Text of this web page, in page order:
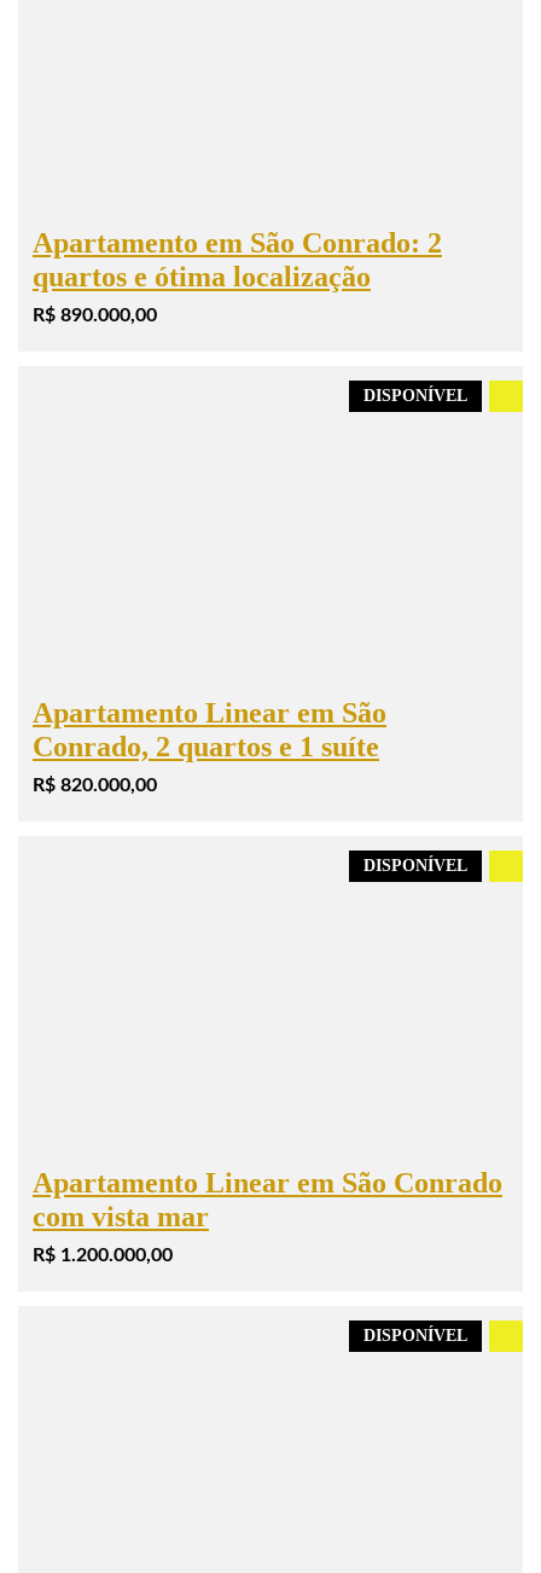
Apartamento em São Conrado: 2
quartos e ótima localização
R$ 890.000,00
DISPONÍVEL
Apartamento Linear em São
Conrado, 2 quartos e 1 suíte
R$ 820.000,00
DISPONÍVEL
Apartamento Linear em São Conrado
com vista mar
R$ 1.200.000,00
DISPONÍVEL